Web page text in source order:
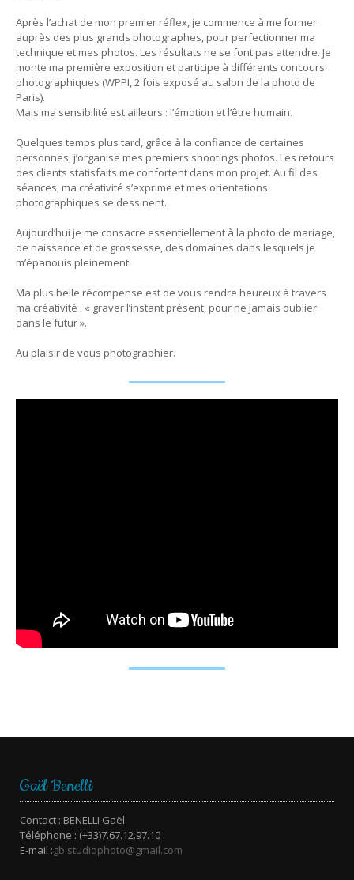
Après l’achat de mon premier réflex, je commence à me former
auprès des plus grands photographes, pour perfectionner ma
technique et mes photos. Les résultats ne se font pas attendre. Je
monte ma première exposition et participe à différents concours
photographiques (WPPI, 2 fois exposé au salon de la photo de
Paris).
Mais ma sensibilité est ailleurs : l’émotion et l’être humain.
Quelques temps plus tard, grâce à la confiance de certaines
personnes, j’organise mes premiers shootings photos. Les retours
des clients statisfaits me confortent dans mon projet. Au fil des
séances, ma créativité s’exprime et mes orientations
photographiques se dessinent.
Aujourd’hui je me consacre essentiellement à la photo de mariage,
de naissance et de grossesse, des domaines dans lesquels je
m’épanouis pleinement.
Ma plus belle récompense est de vous rendre heureux à travers
ma créativité : « graver l’instant présent, pour ne jamais oublier
dans le futur ».
Au plaisir de vous photographier.
Gaël Benelli
Contact : BENELLI Gaël
Téléphone : (+33)7.67.12.97.10
E-mail :gb.studiophoto@gmail.com